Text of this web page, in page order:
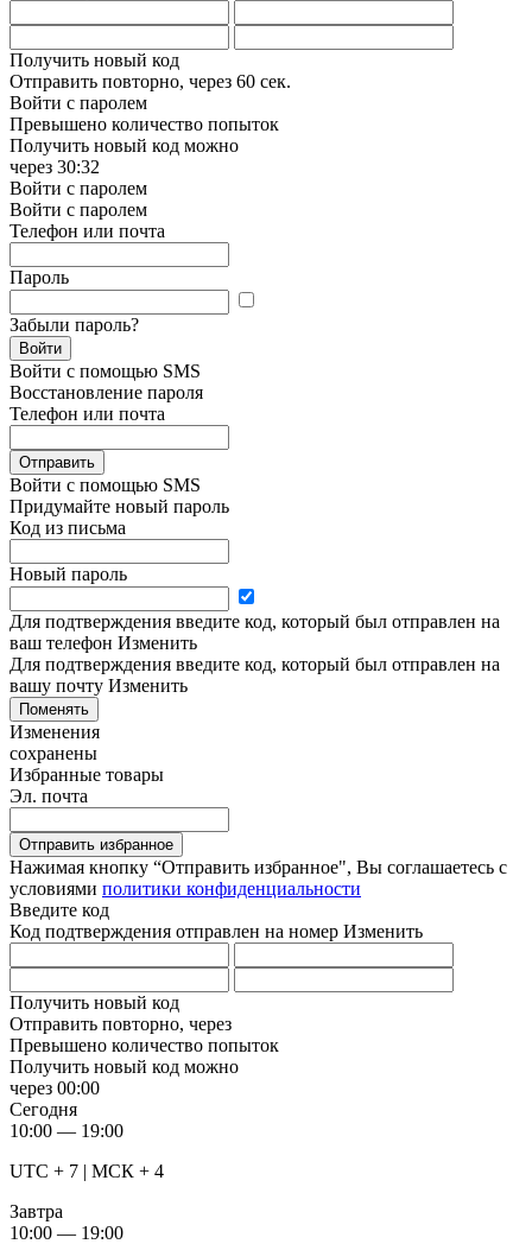
Получить новый код
Отправить повторно, через 60 сек.
Войти с паролем
Превышено количество попыток
Получить новый код можно
через 30:32
Войти с паролем
Войти с паролем
Телефон или почта
Пароль
Забыли пароль?
Войти
Войти с помощью SMS
Восстановление пароля
Телефон или почта
Отправить
Войти с помощью SMS
Придумайте новый пароль
Код из письма
Новый пароль
Для подтверждения введите код, который был отправлен на
ваш телефон Изменить
Для подтверждения введите код, который был отправлен на
вашу почту Изменить
Поменять
Изменения
сохранены
Избранные товары
Эл. почта
Отправить избранное
Нажимая кнопку “Отправить избранное", Вы соглашаетесь c
условиями политики конфиденциальности
Введите код
Код подтверждения отправлен на номер Изменить
Получить новый код
Отправить повторно, через
Превышено количество попыток
Получить новый код можно
через 00:00
Сегодня
10:00 — 19:00
UTC + 7 | МСК + 4
Завтра
10:00 — 19:00